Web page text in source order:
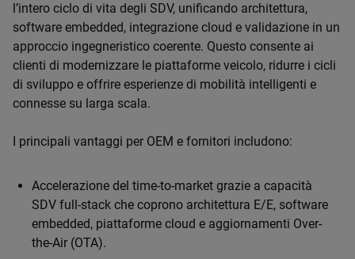
l’intero ciclo di vita degli SDV, unificando architettura,
software embedded, integrazione cloud e validazione in un
approccio ingegneristico coerente. Questo consente ai
clienti di modernizzare le piattaforme veicolo, ridurre i cicli
di sviluppo e offrire esperienze di mobilità intelligenti e
connesse su larga scala.
I principali vantaggi per OEM e fornitori includono:
Accelerazione del time-to-market grazie a capacità
SDV full-stack che coprono architettura E/E, software
embedded, piattaforme cloud e aggiornamenti Over-
the-Air (OTA).